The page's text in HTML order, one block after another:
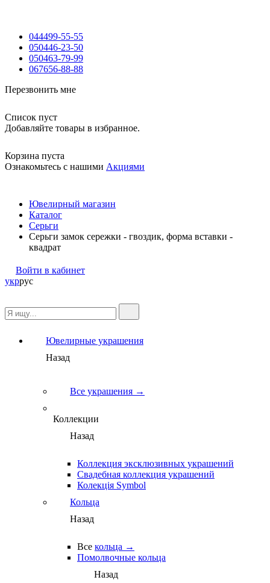
044499-55-55
050446-23-50
050463-79-99
067656-88-88
Перезвонить мне
Список пуст
Добавляйте товары в избранное.
Корзина пуста
Ознакомьтесь с нашими Акциями
Ювелирный магазин
Каталог
Серьги
Серьги замок сережки - гвоздик, форма вставки -
квадрат
Войти в кабинет
укррус
Ювелирные украшения
Назад
Все украшения →
Коллекции
Назад
Коллекция эксклюзивных украшений
Свадебная коллекция украшений
Колекція Symbol
Кольца
Назад
Все кольца →
Помолвочные кольца
Назад